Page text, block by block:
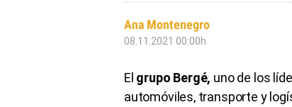
Ana Montenegro
08.11.2021 00:00h
El grupo Bergé, uno de los
automóviles, transporte y